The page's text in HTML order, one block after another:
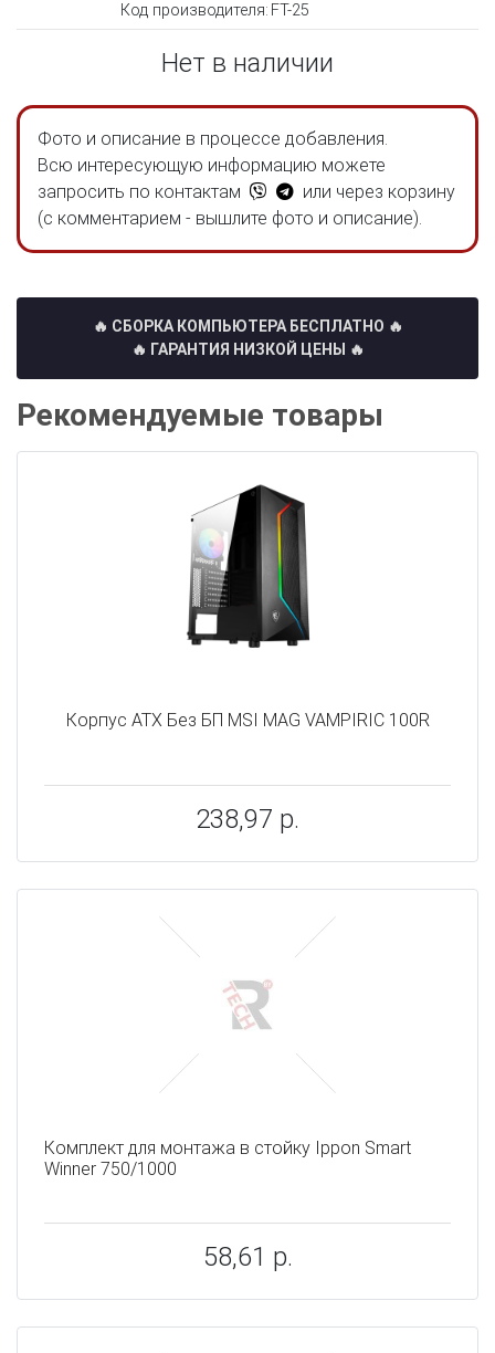
Код производителя: FT-25
Нет в наличии
Фото и описание в процессе добавления.
Всю интересующую информацию можете
запросить по контактам
или через корзину
(с комментарием - вышлите фото и описание).
🔥 СБОРКА КОМПЬЮТЕРА БЕСПЛАТНО 🔥
🔥 ГАРАНТИЯ НИЗКОЙ ЦЕНЫ 🔥
Рекомендуемые товары
Корпус ATX Без БП MSI MAG VAMPIRIC 100R
238,97 р.
Комплект для монтажа в стойку Ippon Smart
Winner 750/1000
58,61 р.